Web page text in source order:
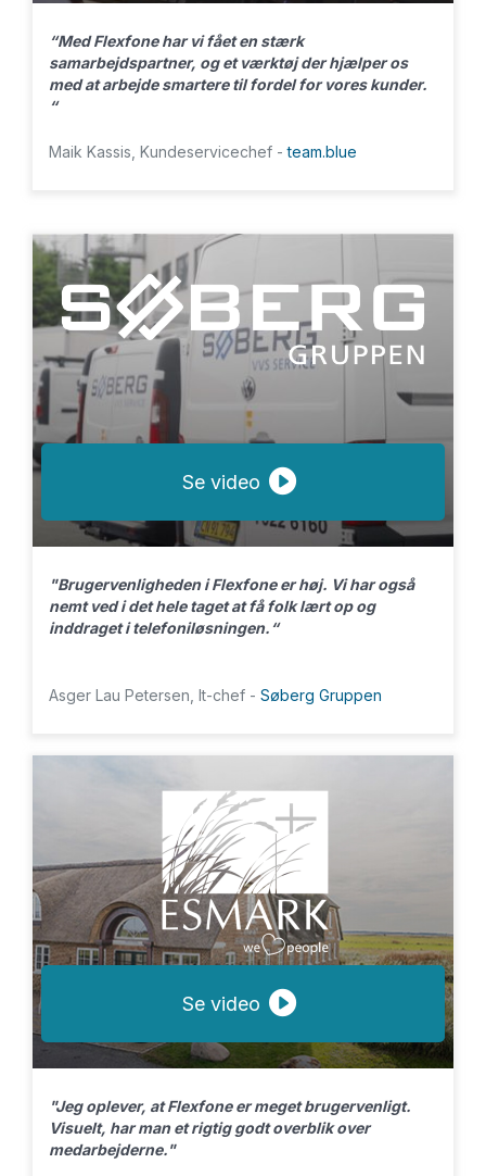
“Med Flexfone har vi fået en stærk
samarbejdspartner, og et værktøj der hjælper os
med at arbejde smartere til fordel for vores kunder.
“
Maik Kassis, Kundeservicechef -team.blue
Se video
"Brugervenligheden i Flexfone er høj. Vi har også
nemt ved i det hele taget at få folk lært op og
inddraget i telefoniløsningen.“
Asger Lau Petersen, It-chef - Søberg Gruppen
Se video
"Jeg oplever, at Flexfone er meget brugervenligt.
Visuelt, har man et rigtig godt overblik over
medarbejderne."